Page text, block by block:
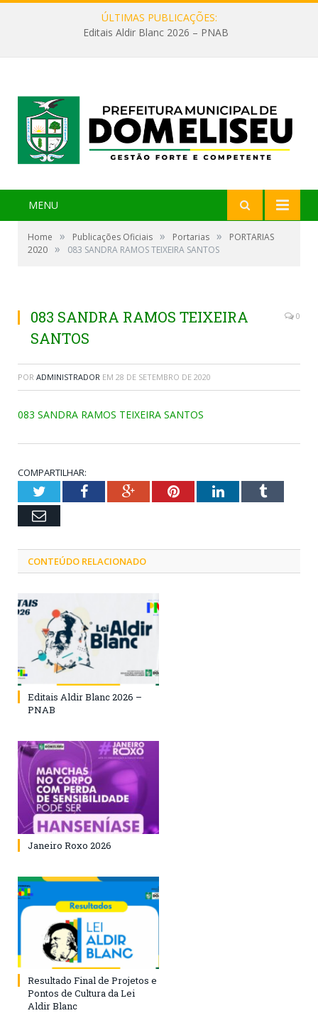
ÚLTIMAS PUBLICAÇÕES:
Editais Aldir Blanc 2026 – PNAB
MENU
Home » Publicações Oficiais » Portarias »
PORTARIAS
2020 » 083 SANDRA RAMOS TEIXEIRA SANTOS
083 SANDRA RAMOS TEIXEIRA
SANTOS
0
POR ADMINISTRADOR EM 28 DE SETEMBRO DE 2020
083 SANDRA RAMOS TEIXEIRA SANTOS
COMPARTILHAR:
TwitterFacebookGoogle+PinterestLinkedInTumblr
Email
CONTEÚDO RELACIONADO
Editais Aldir Blanc 2026 –
PNAB
Janeiro Roxo 2026
Resultado Final de Projetos e
Pontos de Cultura da Lei
Aldir Blanc